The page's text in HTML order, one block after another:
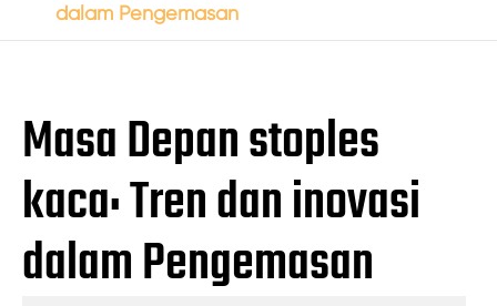
dalam Pengemasan
Masa Depan stoples
kaca: Tren dan inovasi
dalam Pengemasan